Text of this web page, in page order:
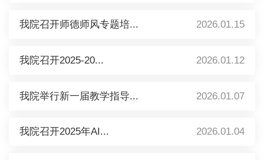
我院召开师德师风专题培... 2026.01.15
我院召开2025-20... 2026.01.12
我院举行新一届教学指导... 2026.01.07
我院召开2025年AI... 2026.01.04